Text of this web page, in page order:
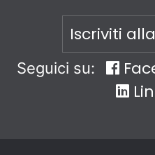
Iscriviti
Seguici su: